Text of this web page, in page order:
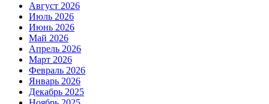
Август 2026
Июль 2026
Июнь 2026
Май 2026
Апрель 2026
Март 2026
Февраль 2026
Январь 2026
Декабрь 2025